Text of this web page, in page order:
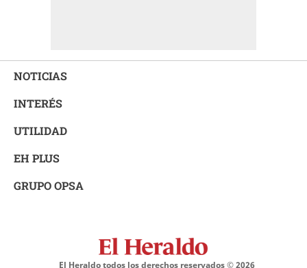
NOTICIAS
INTERÉS
UTILIDAD
EH PLUS
GRUPO OPSA
El Heraldo todos los derechos reservados ©2026